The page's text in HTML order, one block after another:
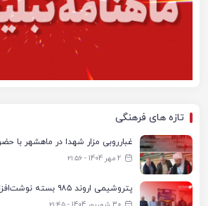
تازه های فرهنگی
2 مهر 1404 - ۲۱:۵۶